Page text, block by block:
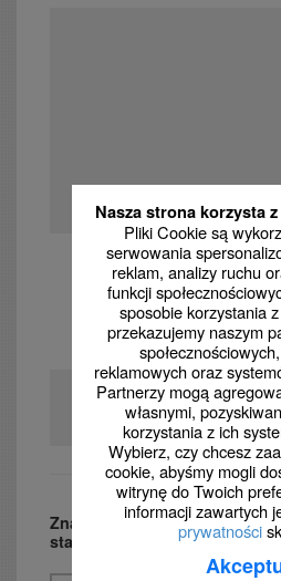
Nasza strona korzysta
Pliki Cookie są
serwowania
reklam, analizy ruchu
funkcji
sposobie korzystania
przekazujemy naszym
reklamowych oraz
Partnerzy mogą
własnymi,
korzystania z ich
Wybierz, czy chcesz
cookie, abyśmy mogli
witrynę do Twoich
informacji zawartych
prywatności
Znak ostrzegawczy:
stanowiąca zagrożenie dla